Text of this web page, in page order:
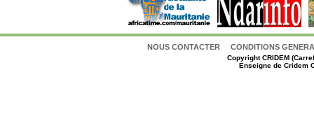
NOUS CONTACTER CONDITIONS
CopyrightCRIDEM
Enseigne de Cridem